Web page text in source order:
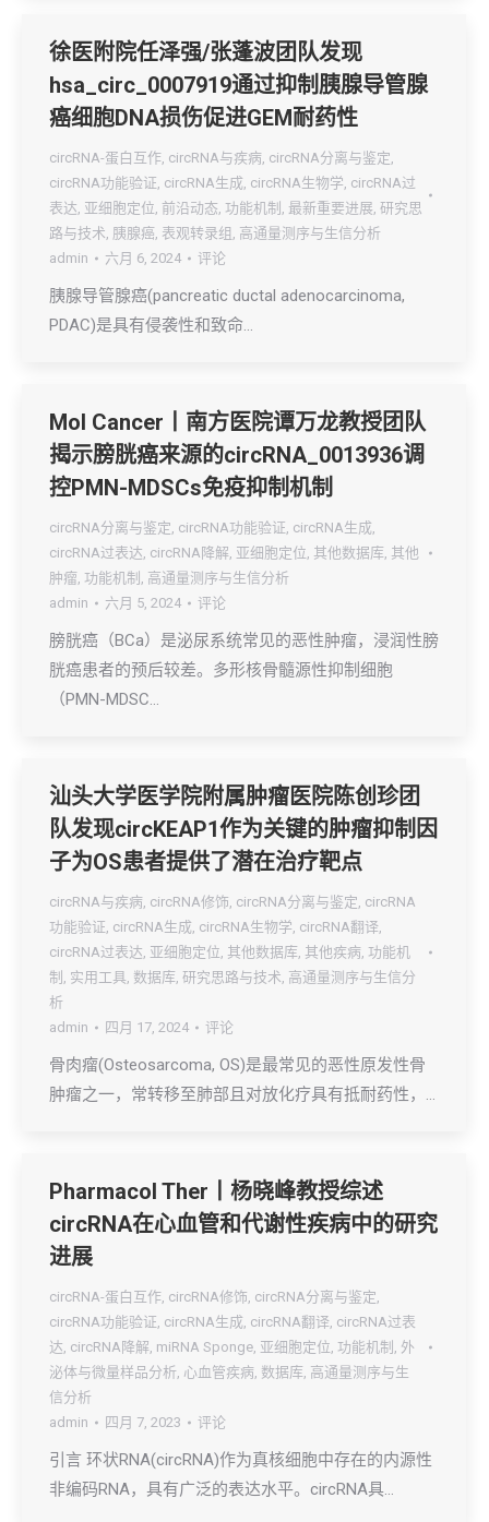
徐医附院任泽强/张蓬波团队发现
hsa_circ_0007919通过抑制胰腺导管腺
癌细胞DNA损伤促进GEM耐药性
circRNA-蛋白互作, circRNA与疾病, circRNA分离与鉴定,
circRNA功能验证, circRNA生成, circRNA生物学, circRNA过
表达, 亚细胞定位, 前沿动态, 功能机制 , 最新重要进展, 研究思
路与技术, 胰腺癌, 表观转录组 , 高通量测序与生信分析
admin
六月 6, 2024 评论
胰腺导管腺癌(pancreatic ductal adenocarcinoma,
PDAC)是具有侵袭性和致命…
Mol Cancer丨南方医院谭万龙教授团队
揭示膀胱癌来源的circRNA_0013936调
控PMN-MDSCs免疫抑制机制
circRNA分离与鉴定, circRNA功能验证, circRNA生成,
circRNA过表达, circRNA降解, 亚细胞定位, 其他数据库, 其他
肿瘤, 功能机制 , 高通量测序与生信分析
admin
六月 5, 2024 评论
膀胱癌（BCa）是泌尿系统常见的恶性肿瘤，浸润性膀
胱癌患者的预后较差。多形核骨髓源性抑制细胞
（PMN-MDSC…
汕头大学医学院附属肿瘤医院陈创珍团
队发现circKEAP1作为关键的肿瘤抑制因
子为OS患者提供了潜在治疗靶点
circRNA与疾病, circRNA修饰, circRNA分离与鉴定, circRNA
功能验证, circRNA生成, circRNA生物学, circRNA翻译,
circRNA过表达, 亚细胞定位, 其他数据库, 其他疾病, 功能机
制 , 实用工具, 数据库, 研究思路与技术, 高通量测序与生信分
析
admin
四月 17, 2024 评论
骨肉瘤(Osteosarcoma, OS)是最常见的恶性原发性骨
肿瘤之一，常转移至肺部且对放化疗具有抵耐药性，…
Pharmacol Ther丨杨晓峰教授综述
circRNA在心血管和代谢性疾病中的研究
进展
circRNA-蛋白互作, circRNA修饰, circRNA分离与鉴定,
circRNA功能验证, circRNA生成, circRNA翻译, circRNA过表
达, circRNA降解, miRNA Sponge, 亚细胞定位, 功能机制 , 外
泌体与微量样品分析, 心血管疾病, 数据库, 高通量测序与生
信分析
admin
四月 7, 2023 评论
引言 环状RNA(circRNA)作为真核细胞中存在的内源性
非编码RNA，具有广泛的表达水平。circRNA具…